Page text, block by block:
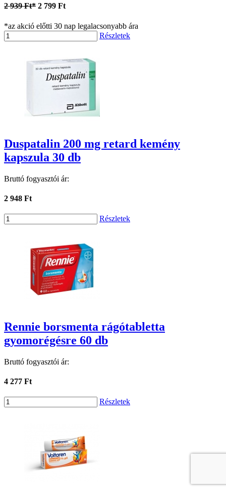
2 939 Ft* 2 799 Ft
*az akció előtti 30 nap legalacsonyabb ára
Részletek
Duspatalin 200 mg retard kemény
kapszula 30 db
Bruttó fogyasztói ár:
2 948 Ft
Részletek
Rennie borsmenta rágótabletta
gyomorégésre 60 db
Bruttó fogyasztói ár:
4 277 Ft
Részletek